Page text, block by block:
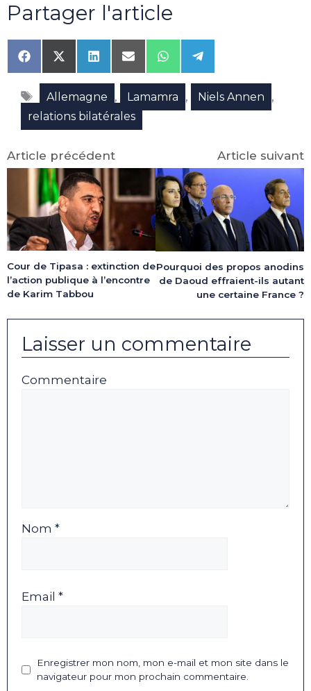
Partager l'article
Share
on
Facebook
Share
on
X
(Twitter)
Share
on
LinkedIn
Share
on
Email
Share
on
WhatsApp
Share
on
Telegram
Étiquettes
Allemagne , Lamamra , Niels Annen ,
relations bilatérales
Article précédent
Cour de Tipasa : extinction de
l’action publique à l’encontre
de Karim Tabbou
Article suivant
Pourquoi des propos anodins
de Daoud effraient-ils autant
une certaine France ?
Laisser un commentaire
Commentaire
Nom *
Email *
Enregistrer mon nom, mon e-mail et mon site dans le
navigateur pour mon prochain commentaire.